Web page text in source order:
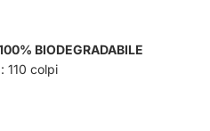
BIODEGRADABILE
110 colpi